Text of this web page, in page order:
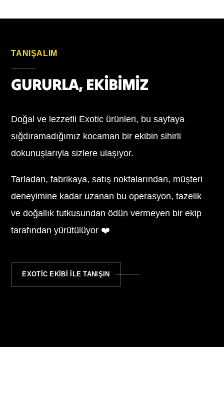
TANIŞALIM
GURURLA, EKİBİMİZ
Doğal ve lezzetli Exotic ürünleri, bu sayfaya
sığdıramadığımız kocaman bir ekibin sihirli
dokunuşlarıyla sizlere ulaşıyor.
Tarladan, fabrikaya, satış noktalarından, müşteri
deneyimine kadar uzanan bu operasyon, tazelik
ve doğallık tutkusundan ödün vermeyen bir ekip
tarafından yürütülüyor ❤️
EXOTİC EKİBİ İLE TANIŞIN